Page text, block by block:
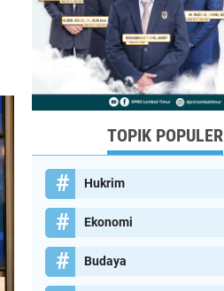
TOPIK POPULER
Hukrim
Ekonomi
Budaya